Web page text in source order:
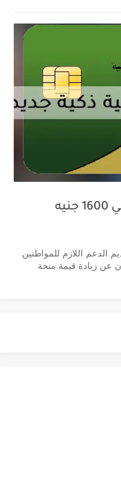
وزارة التموين تعلن عن دعم إضافي 1600 جنيه
الدعم اللازم للمواطنين
عن زيادة قيمة منحة